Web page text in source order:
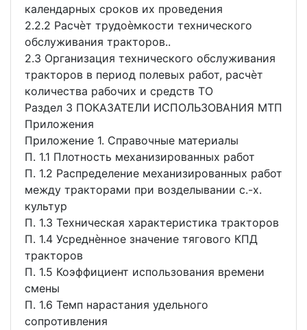
календарных сроков их проведения
2.2.2 Расчѐт трудоѐмкости технического
обслуживания тракторов..
2.3 Организация технического обслуживания
тракторов в период полевых работ, расчѐт
количества рабочих и средств ТО
Раздел 3 ПОКАЗАТЕЛИ ИСПОЛЬЗОВАНИЯ МТП
Приложения
Приложение 1. Справочные материалы
П. 1.1 Плотность механизированных работ
П. 1.2 Распределение механизированных работ
между тракторами при возделывании с.-х.
культур
П. 1.3 Техническая характеристика тракторов
П. 1.4 Усреднѐнное значение тягового КПД
тракторов
П. 1.5 Коэффициент использования времени
смены
П. 1.6 Темп нарастания удельного
сопротивления